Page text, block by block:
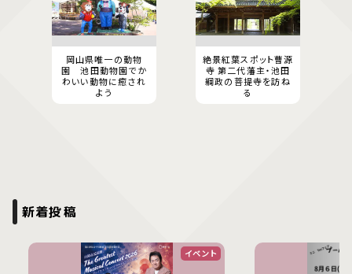
岡山県唯一の動物
園 池田動物園でか
わいい動物に癒され
よう
絶景紅葉スポット曹源
寺 第二代藩主・池田
綱政の菩提寺を訪ね
る
新着投稿
イベント